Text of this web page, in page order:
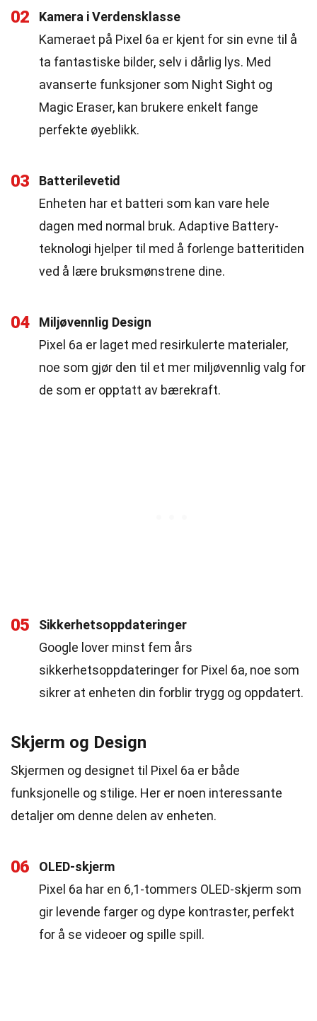
02
Kamera i Verdensklasse
Kameraet på Pixel 6a er kjent for sin evne til å
ta fantastiske bilder, selv i dårlig lys. Med
avanserte funksjoner som Night Sight og
Magic Eraser, kan brukere enkelt fange
perfekte øyeblikk.
03
Batterilevetid
Enheten har et batteri som kan vare hele
dagen med normal bruk. Adaptive Battery-
teknologi hjelper til med å forlenge batteritiden
ved å lære bruksmønstrene dine.
04
Miljøvennlig Design
Pixel 6a er laget med resirkulerte materialer,
noe som gjør den til et mer miljøvennlig valg for
de som er opptatt av bærekraft.
05
Sikkerhetsoppdateringer
Google lover minst fem års
sikkerhetsoppdateringer for Pixel 6a, noe som
sikrer at enheten din forblir trygg og oppdatert.
Skjerm og Design
Skjermen og designet til Pixel 6a er både
funksjonelle og stilige. Her er noen interessante
detaljer om denne delen av enheten.
06
OLED-skjerm
Pixel 6a har en 6,1-tommers OLED-skjerm som
gir levende farger og dype kontraster, perfekt
for å se videoer og spille spill.